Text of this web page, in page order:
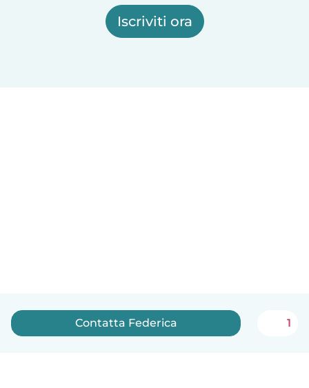
Iscriviti ora
Contatta Federica 1